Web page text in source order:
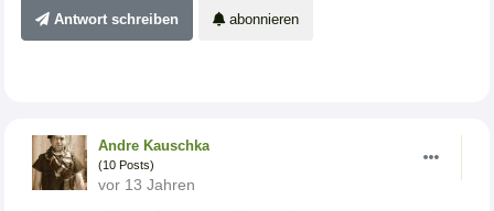
Antwort schreiben abonnieren
Andre Kauschka
(10 Posts)
vor 13 Jahren